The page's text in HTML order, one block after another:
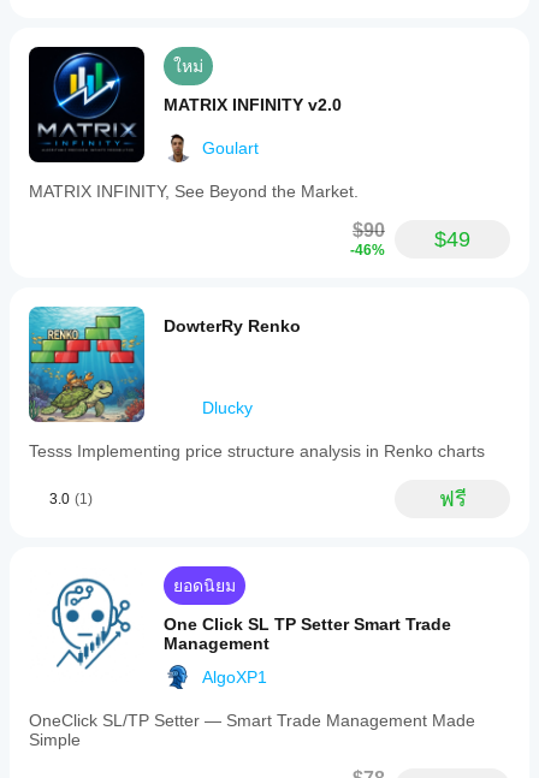
คุณสามารถป้อน Non-Trading Time ได้ 3 ช่วงในแต่ละ
วัน
ถ้าคุณตั้ง "No" ในวันใด ก็ไม่สำคัญว่า Non-Trading
Time จะตั้งค่าอย่างไร
ถ้าคุณไม่ต้องการเทรดตั้งแต่ 14:24-14:36 ตัวอย่างเช่น
การเทรดจะเริ่มใหม่ที่ 14:36 ดังนั้นตรวจสอบให้ดีว่าคุณ
ได้รับอนุญาตให้เทรดเมื่อใด บอทจะไม่หยุด แต่ตั้งแต่
คุณยังสามารถเลือกปิดตำแหน่งทั้งหมดในคืนวันศุกร์
โดยตั้ง Non-Trade Start: 20:00 และ Non-Trade End:
22:00
สิ่งที่ไม่ทำงานคือถ้าคุณตั้ง "Trade on Saturday" เป็น
ใช้ได้เฉพาะวันศุกร์เท่านั้น เพราะที่นี่ใช้เวลา Non-Trade
ค่าเริ่มต้นจะเป็น 23:59:59-00:00:59 หมายความว่า
Algo ทำงานต่อเนื่องโดยไม่มีการหยุด หากคุณต้องการ
หยุดในวันใดวันหนึ่งหรือหลายวัน จำเป็นต้องตั้งค่า
"Non-Trade End Time" ก่อน
มิฉะนั้นจะไม่ทำงานในวันนั้น
ยกเว้นวันศุกร์ ในวันนั้นคุณต้องตั้ง 22:00 (UTC+0) เป็น
เวลาสิ้นสุด non-trade สูงสุด เพราะตลาดปิดในเวลานั้น
ใหม่
MATRIX INFINITY v2.0
Goulart
MATRIX INFINITY, See Beyond the Market.
$90
-46% $49
DowterRy Renko
Dlucky
Tesss Implementing price structure analysis in Renko charts
3.0 (1) ฟรี
ยอดนิยม
One Click SL TP Setter Smart Trade
Management
AlgoXP1
OneClick SL/TP Setter — Smart Trade Management Made
Simple